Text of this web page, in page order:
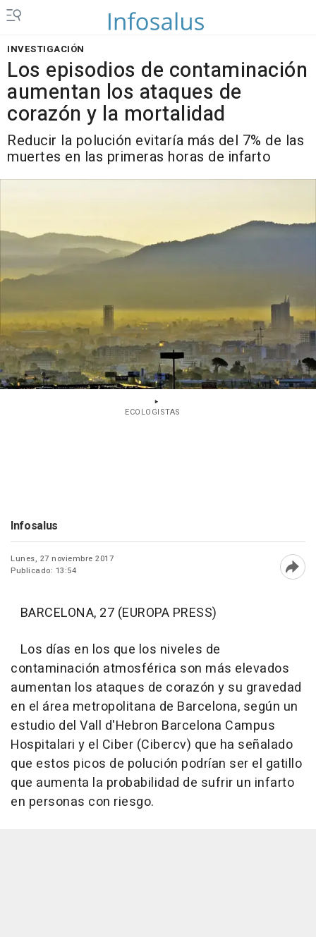
INVESTIGACIÓN
Los episodios de contaminación
aumentan los ataques de
corazón y la mortalidad
Reducir la polución evitaría más del 7% de las
muertes en las primeras horas de infarto
ECOLOGISTAS
Infosalus
Lunes, 27 noviembre 2017
Publicado: 13:54
BARCELONA, 27 (EUROPA PRESS)
Los días en los que los niveles de
contaminación atmosférica son más elevados
aumentan los ataques de corazón y su gravedad
en el área metropolitana de Barcelona, según un
estudio del Vall d'Hebron Barcelona Campus
Hospitalari y el Ciber (Cibercv) que ha señalado
que estos picos de polución podrían ser el gatillo
que aumenta la probabilidad de sufrir un infarto
en personas con riesgo.